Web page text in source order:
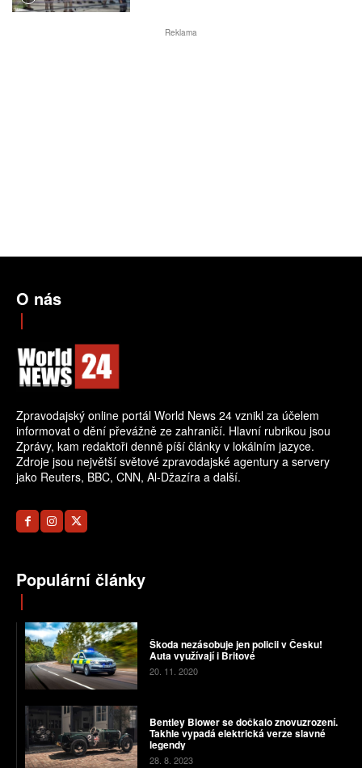
Reklama
O nás
Zpravodajský online portál World News 24 vznikl za účelem
informovat o dění převážně ze zahraničí. Hlavní rubrikou jsou
Zprávy, kam redaktoři denně píší články v lokálním jazyce.
Zdroje jsou největší světové zpravodajské agentury a servery
jako Reuters, BBC, CNN, Al-Džazíra a další.
Populární články
Škoda nezásobuje jen policii v Česku!
Auta využívají i Britové
20. 11. 2020
Bentley Blower se dočkalo znovuzrození.
Takhle vypadá elektrická verze slavné
legendy
28. 8. 2023